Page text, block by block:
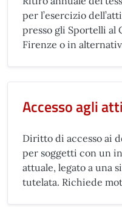
per l’esercizio
presso gli Sportelli al
Firenze o in
Accesso agli atti
Diritto di accesso ai
per soggetti con un
attuale, legato a una
tutelata. Richiede